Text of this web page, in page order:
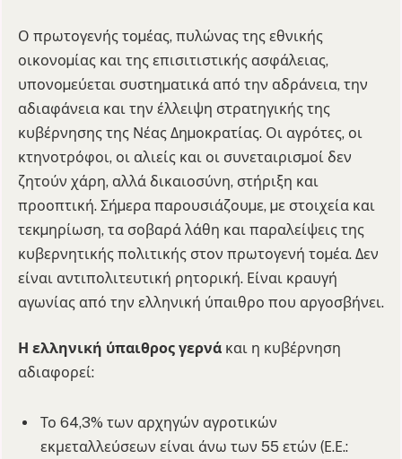
Ο πρωτογενής τοµέας, πυλώνας της εθνικής
οικονοµίας και της επισιτιστικής ασφάλειας,
υπονοµεύεται συστηµατικά από την αδράνεια, την
αδιαφάνεια και την έλλειψη στρατηγικής της
κυβέρνησης της Νέας Δηµοκρατίας. Οι αγρότες, οι
κτηνοτρόφοι, οι αλιείς και οι συνεταιρισµοί δεν
ζητούν χάρη, αλλά δικαιοσύνη, στήριξη και
προοπτική. Σήµερα παρουσιάζουµε, µε στοιχεία και
τεκµηρίωση, τα σοβαρά λάθη και παραλείψεις της
κυβερνητικής πολιτικής στον πρωτογενή τοµέα. Δεν
είναι αντιπολιτευτική ρητορική. Είναι κραυγή
αγωνίας από την ελληνική ύπαιθρο που αργοσβήνει.
Η ελληνική ύπαιθρος γερνά και η κυβέρνηση
αδιαφορεί:
Το 64,3% των αρχηγών αγροτικών
εκμεταλλεύσεων είναι άνω των 55 ετών (Ε.Ε.: